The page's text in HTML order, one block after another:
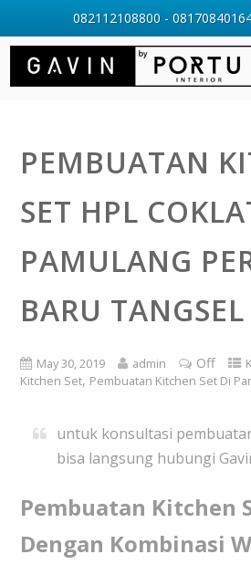
PEMBUATAN
SET HPL
PAMULANG
BARU TANGSEL
May 30, 2019 admin Off
Kitchen Set, Pembuatan Kitchen Set Di
untuk konsultasi
bisa langsung hubungi
Pembuatan Kitchen
Dengan Kombinasi
082112108800 -